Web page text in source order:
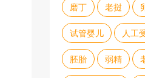
磨丁 老挝
试管婴儿 人工
胚胎 弱精